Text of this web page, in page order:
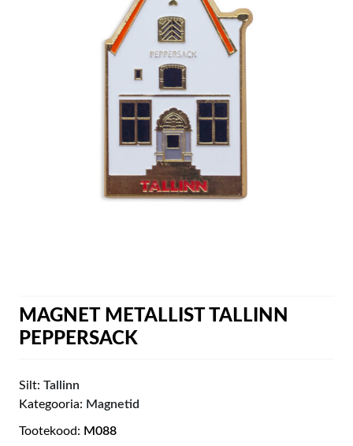
MAGNET METALLIST TALLINN
PEPPERSACK
Tootekood: M088
Kategooria: Magnetid
Silt: Tallinn